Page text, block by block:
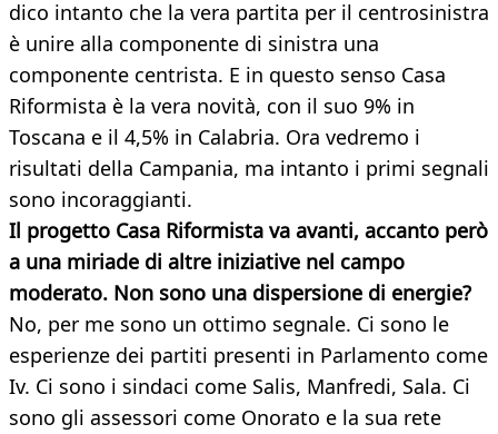
dico intanto che la vera partita per il centrosinistra
è unire alla componente di sinistra una
componente centrista. E in questo senso Casa
Riformista è la vera novità, con il suo 9% in
Toscana e il 4,5% in Calabria. Ora vedremo i
risultati della Campania, ma intanto i primi segnali
sono incoraggianti.
Il progetto Casa Riformista va avanti, accanto però
a una miriade di altre iniziative nel campo
moderato. Non sono una dispersione di energie?
No, per me sono un ottimo segnale. Ci sono le
esperienze dei partiti presenti in Parlamento come
Iv. Ci sono i sindaci come Salis, Manfredi, Sala. Ci
sono gli assessori come Onorato e la sua rete